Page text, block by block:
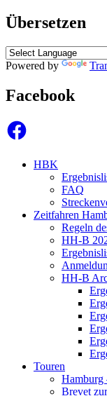
Übersetzen
Powered by
Facebook
Facebook
HBK
FAQ
Zeitfahren
Regeln
HH-B
HH-B
Touren
Hamburg
Brevet